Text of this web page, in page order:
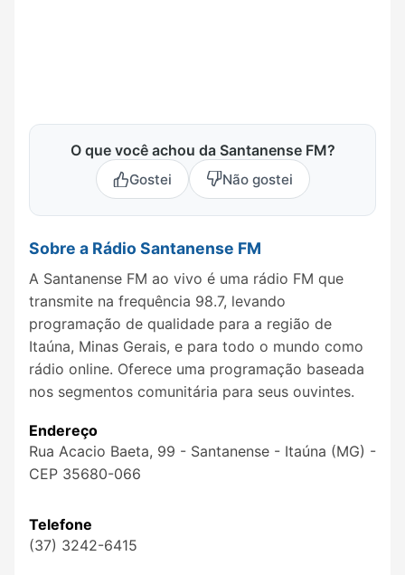
O que você achou da Santanense FM?
Gostei Não gostei
Sobre a Rádio Santanense FM
A Santanense FM ao vivo é uma rádio FM que
transmite na frequência 98.7, levando
programação de qualidade para a região de
Itaúna, Minas Gerais, e para todo o mundo como
rádio online. Oferece uma programação baseada
nos segmentos comunitária para seus ouvintes.
Endereço
Rua Acacio Baeta, 99 - Santanense - Itaúna (MG) -
CEP 35680-066
Telefone
(37) 3242-6415